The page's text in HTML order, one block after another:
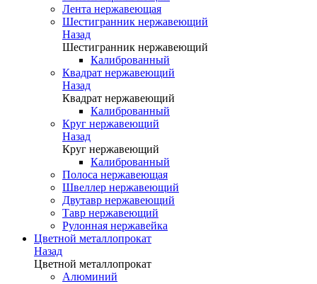
Лента нержавеющая
Шестигранник нержавеющий
Назад
Шестигранник нержавеющий
Калиброванный
Квадрат нержавеющий
Назад
Квадрат нержавеющий
Калиброванный
Круг нержавеющий
Назад
Круг нержавеющий
Калиброванный
Полоса нержавеющая
Швеллер нержавеющий
Двутавр нержавеющий
Тавр нержавеющий
Рулонная нержавейка
Цветной металлопрокат
Назад
Цветной металлопрокат
Алюминий